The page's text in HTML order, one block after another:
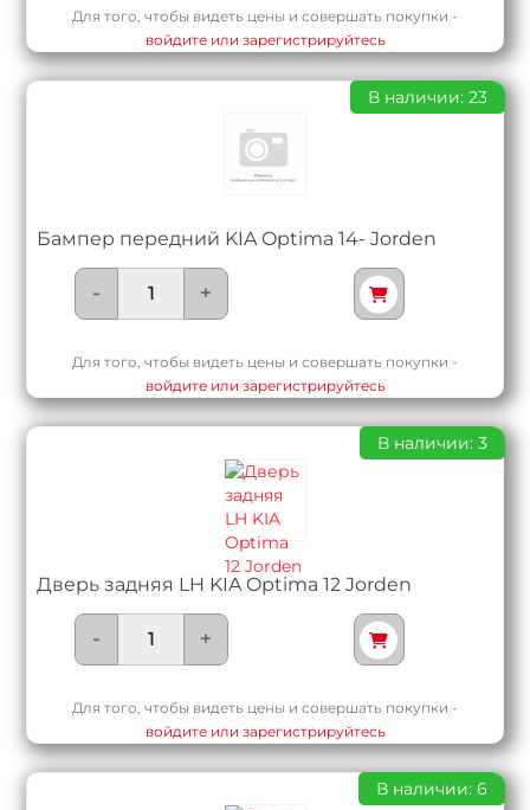
Для того, чтобы видеть цены и совершать покупки -
войдите или зарегистрируйтесь
Бампер передний KIA Optima 14- Jorden
В наличии: 23
- +
Для того, чтобы видеть цены и совершать покупки -
войдите или зарегистрируйтесь
Дверь задняя LH KIA Optima 12 Jorden
В наличии: 3
- +
Для того, чтобы видеть цены и совершать покупки -
войдите или зарегистрируйтесь
В наличии: 6